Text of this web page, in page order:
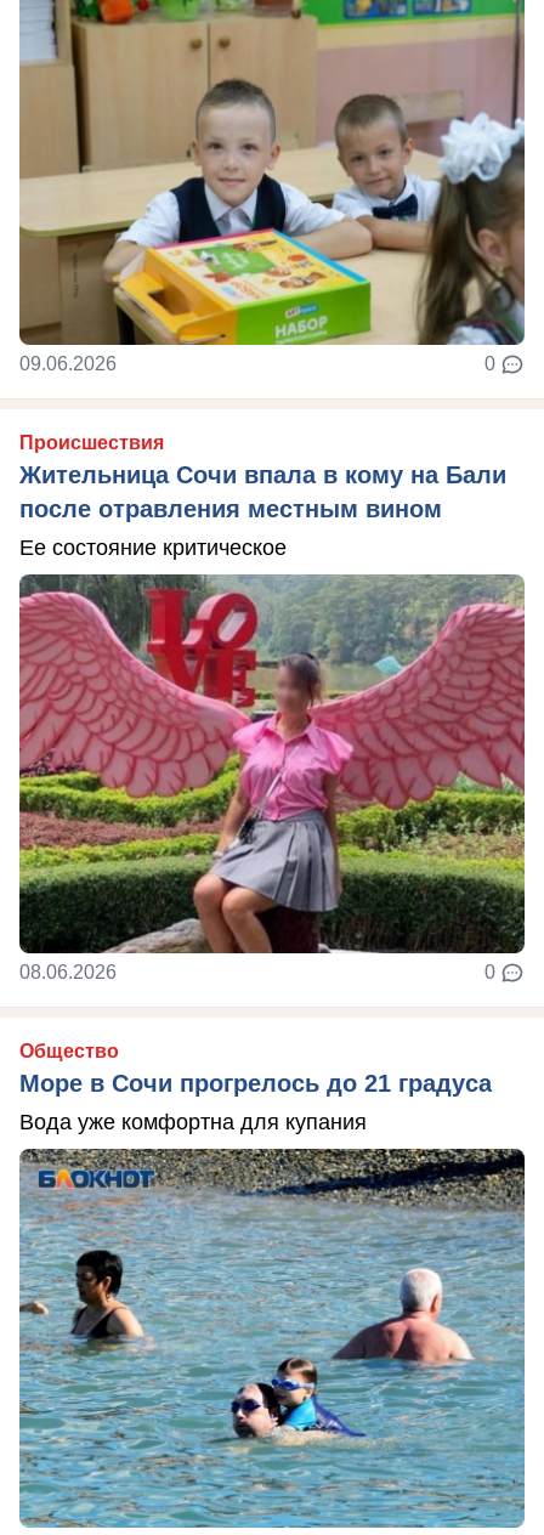
09.06.2026 0
Происшествия
Жительница Сочи впала в кому на Бали
после отравления местным вином
Ее состояние критическое
08.06.2026 0
Общество
Море в Сочи прогрелось до 21 градуса
Вода уже комфортна для купания